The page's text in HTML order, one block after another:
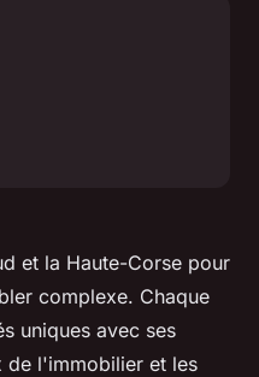
et la Haute-Corse pour
complexe. Chaque
uniques avec ses
de l'immobilier et les